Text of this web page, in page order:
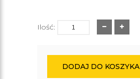
Ilość:
DODAJ DO KOSZYKA